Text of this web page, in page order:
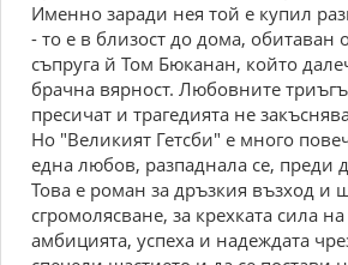
Именно заради нея той е купил
- то е в близост до дома, обитаван
съпруга й Том Бюканан, който
брачна вярност. Любовните
пресичат и трагедията не
Но "Великият Гетсби" е много
една любов, разпаднала се, преди
Това е роман за дръзкия възход и
сгромолясване, за крехката сила
амбицията, успеха и надеждата